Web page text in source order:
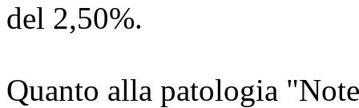
del 2,50%.
Quanto alla patologia